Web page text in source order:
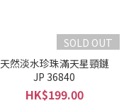
SOLD OUT
天然淡水珍珠滿天星頸鏈
JP 36840
HK$199.00